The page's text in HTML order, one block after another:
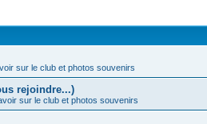
sur le club et photos souvenirs
rejoindre...)
sur le club et photos souvenirs